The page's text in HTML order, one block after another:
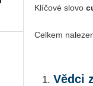
Klíčové slovo
Celkem
1. Vědci